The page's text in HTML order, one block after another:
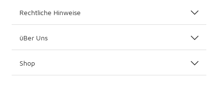
Rechtliche Hinweise
üBer Uns
Shop